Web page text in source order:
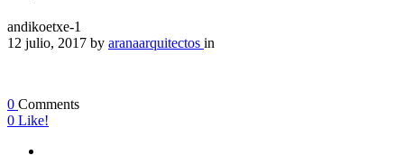
andikoetxe-1
12 julio, 2017 by aranaarquitectos in
0 Comments
0 Like!